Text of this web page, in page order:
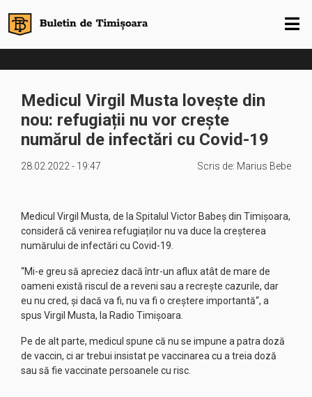
Medicul Virgil Musta lovește din
nou: refugiații nu vor crește
numărul de infectări cu Covid-19
28.02.2022 - 19:47 Scris de: Marius Bebe
Medicul Virgil Musta, de la Spitalul Victor Babeș din Timișoara,
consideră că venirea refugiaților nu va duce la creșterea
numărului de infectări cu Covid-19.
“Mi-e greu să apreciez dacă într-un aflux atât de mare de
oameni există riscul de a reveni sau a recrește cazurile, dar
eu nu cred, și dacă va fi, nu va fi o creștere importantă“, a
spus Virgil Musta, la Radio Timișoara.
Pe de alt parte, medicul spune că nu se impune a patra doză
de vaccin, ci ar trebui insistat pe vaccinarea cu a treia doză
sau să fie vaccinate persoanele cu risc.